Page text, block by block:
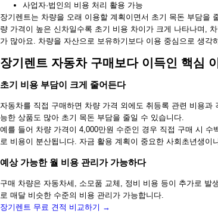
사업자·법인의 비용 처리 활용 가능
장기렌트는 차량을 오래 이용할 계획이면서 초기 목돈 부담을
량 가격이 높은 신차일수록 초기 비용 차이가 크게 나타나며,
가 많아요. 차량을 자산으로 보유하기보다 이용 중심으로 생각
장기렌트 자동차 구매보다 이득인 핵심
초기 비용 부담이 크게 줄어든다
자동차를 직접 구매하면 차량 가격 외에도 취등록 관련 비용
능한 상품도 많아 초기 목돈 부담을 줄일 수 있습니다.
예를 들어 차량 가격이 4,000만원 수준인 경우 직접 구매 시
로 비용이 분산됩니다. 자금 활용 계획이 중요한 사회초년생이
예상 가능한 월 비용 관리가 가능하다
구매 차량은 자동차세, 소모품 교체, 정비 비용 등이 추가로
로 매달 비슷한 수준의 비용 관리가 가능합니다.
장기렌트 무료 견적 비교하기 →